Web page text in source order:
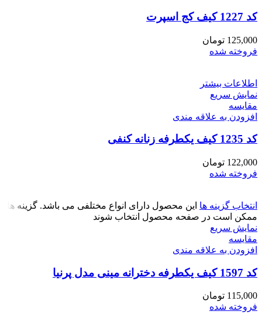
کد 1227 کیف کج اسپرت
125,000 تومان
فروخته شده
اطلاعات بیشتر
نمایش سریع
مقايسه
افزودن به علاقه مندی
کد 1235 کیف یکطرفه زنانه کنفی
122,000 تومان
فروخته شده
انتخاب گزینه ها این محصول دارای انواع مختلفی می باشد. گزینه ها
ممکن است در صفحه محصول انتخاب شوند
نمایش سریع
مقايسه
افزودن به علاقه مندی
کد 1597 کیف یکطرفه دخترانه مینی مدل پرنیا
115,000 تومان
فروخته شده